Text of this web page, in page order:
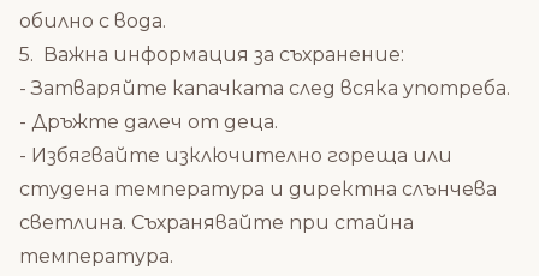
обилно с вода.
5. Важна информация за съхранение:
- Затваряйте капачката след всяка употреба.
- Дръжте далеч от деца.
- Избягвайте изключително гореща или
студена температура и директна слънчева
светлина. Съхранявайте при стайна
температура.